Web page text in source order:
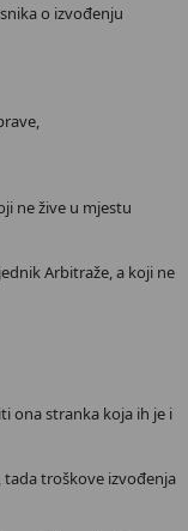
o izvođenju
ne žive u mjestu
Arbitraže, a koji ne
ona stranka koja ih je i
tada troškove izvođenja